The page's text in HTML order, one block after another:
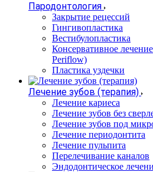
Пародонтология
Закрытие рецессий
Гингивопластика
Вестибулопластика
Консервативное
Periflow)
Пластика уздечки
Лечение зубов (терапия)
Лечение кариеса
Лечение зубов без
Лечение зубов под
Лечение периодонтита
Лечение пульпита
Перелечивание каналов
Эндодонтическое